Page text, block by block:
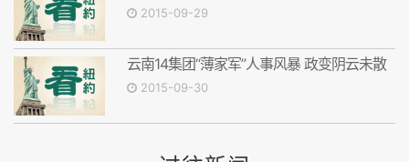
2015-09-29
云南14集团“薄家军”人事风暴 政变阴云未散
2015-09-30